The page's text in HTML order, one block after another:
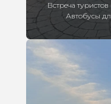
Встреча
Автобусы